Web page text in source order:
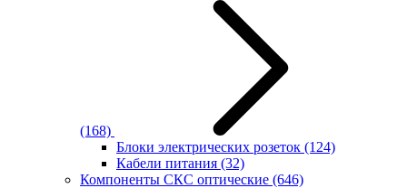
(168)
Блоки электрических розеток (124)
Кабели питания (32)
Компоненты СКС оптические (646)